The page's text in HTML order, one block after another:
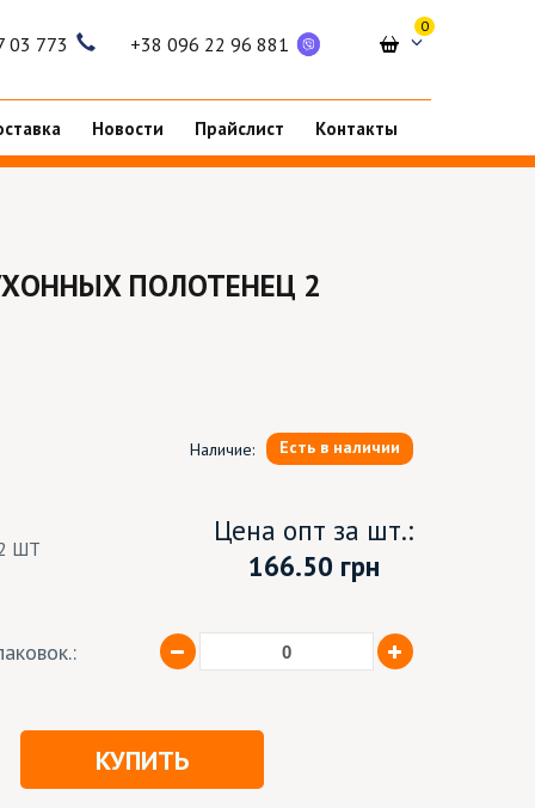
03 773 +38 096 22 96 881
0
Новости Прайслист Контакты
ПОЛОТЕНЕЦ 2
Наличие: Есть в наличии
ШТ
Цена опт за шт.:
166.50 грн
КУПИТЬ